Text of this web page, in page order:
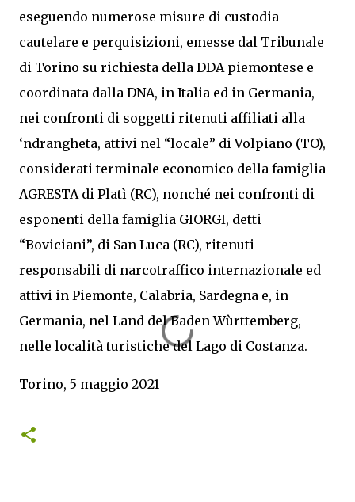
eseguendo numerose misure di custodia
cautelare e perquisizioni, emesse dal Tribunale
di Torino su richiesta della DDA piemontese e
coordinata dalla DNA, in Italia ed in Germania,
nei confronti di soggetti ritenuti affiliati alla
‘ndrangheta, attivi nel “locale” di Volpiano (TO),
considerati terminale economico della famiglia
AGRESTA di Platì (RC), nonché nei confronti di
esponenti della famiglia GIORGI, detti
“Boviciani”, di San Luca (RC), ritenuti
responsabili di narcotraffico internazionale ed
attivi in Piemonte, Calabria, Sardegna e, in
Germania, nel Land del Baden Wùrttemberg,
nelle località turistiche del Lago di Costanza.
Torino, 5 maggio 2021